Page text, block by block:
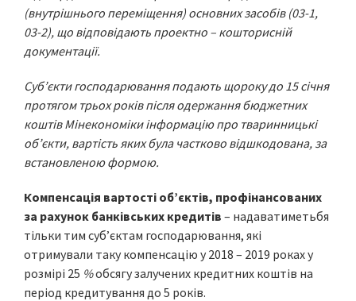
(внутрішнього переміщення) основних засобів (03-1,
03-2), що відповідають проектно – кошторисній
документації.
Суб’єкти господарювання подають щороку до 15 січня
протягом трьох років після одержання бюджетних
коштів Мінекономіки інформацію про тваринницькі
об’єкти, вартість яких була частково відшкодована, за
встановленою формою.
Компенсація вартості об’єктів, профінансованих
за рахунок банківських кредитів – надаватиметьбя
тільки тим суб’єктам господарювання, які
отримували таку компенсацію у 2018 – 2019 роках у
розмірі 25 %обсягу залучених кредитних коштів на
період кредитування до 5 років.